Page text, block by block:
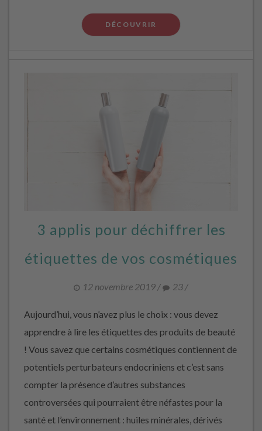
DÉCOUVRIR
3 applis pour déchiffrer les
étiquettes de vos cosmétiques
12 novembre 2019 / 23 /
Aujourd’hui, vous n’avez plus le choix : vous devez
apprendre à lire les étiquettes des produits de beauté
! Vous savez que certains cosmétiques contiennent de
potentiels perturbateurs endocriniens et c’est sans
compter la présence d’autres substances
controversées qui pourraient être néfastes pour la
santé et l’environnement : huiles minérales, dérivés